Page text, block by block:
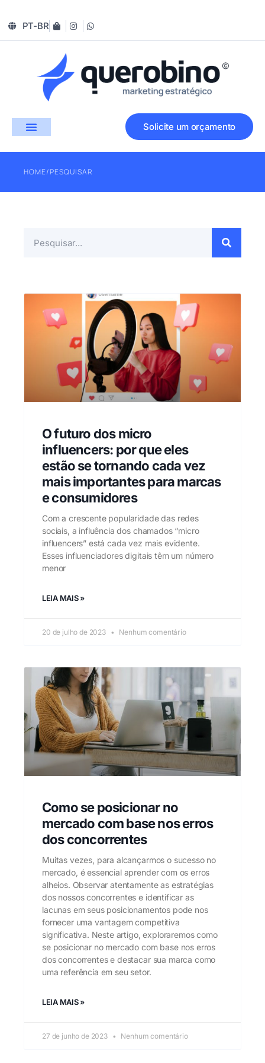
PT-BR
Solicite um orçamento
HOME/PESQUISAR
O futuro dos micro
influencers: por que eles
estão se tornando cada vez
mais importantes para marcas
e consumidores
Com a crescente popularidade das redes
sociais, a influência dos chamados “micro
influencers” está cada vez mais evidente.
Esses influenciadores digitais têm um número
menor
LEIA MAIS »
20 de julho de 2023 Nenhum comentário
Como se posicionar no
mercado com base nos erros
dos concorrentes
Muitas vezes, para alcançarmos o sucesso no
mercado, é essencial aprender com os erros
alheios. Observar atentamente as estratégias
dos nossos concorrentes e identificar as
lacunas em seus posicionamentos pode nos
fornecer uma vantagem competitiva
significativa. Neste artigo, exploraremos como
se posicionar no mercado com base nos erros
dos concorrentes e destacar sua marca como
uma referência em seu setor.
LEIA MAIS »
27 de junho de 2023 Nenhum comentário